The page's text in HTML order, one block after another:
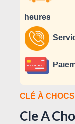
heures
CLÉ À CHOCS
Cle A